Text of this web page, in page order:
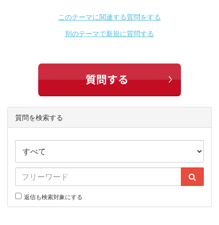
このテーマに関連する質問をする
別のテーマで新規に質問する
質問を検索する
返信も検索対象にする